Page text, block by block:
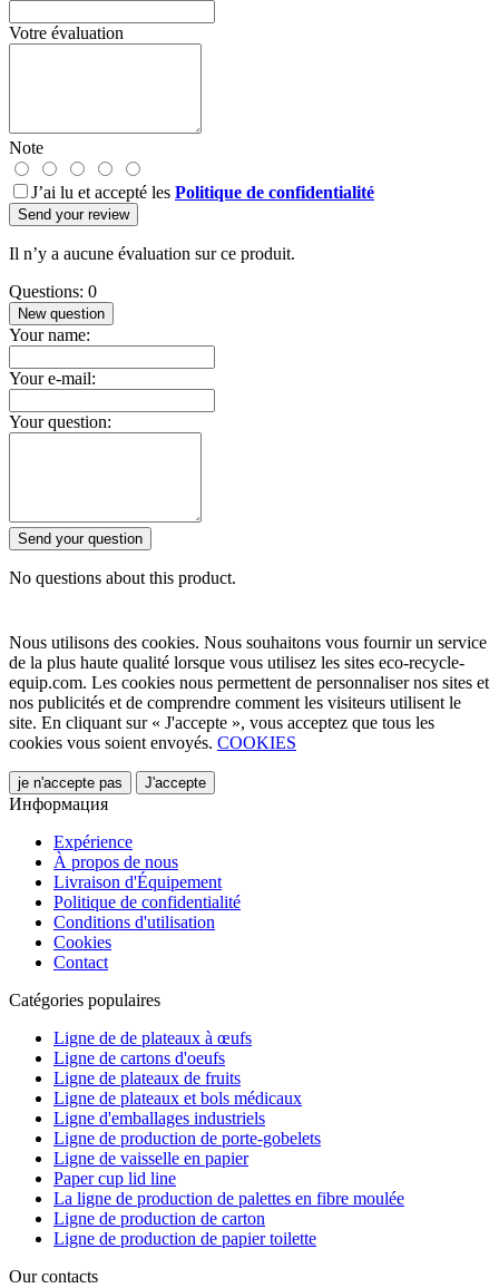
Votre évaluation
Note
J’ai lu et accepté les Politique de confidentialité
Send your review
Il n’y a aucune évaluation sur ce produit.
Questions: 0
New question
Your name:
Your e-mail:
Your question:
Send your question
No questions about this product.
Nous utilisons des cookies. Nous souhaitons vous fournir un service
de la plus haute qualité lorsque vous utilisez les sites eco-recycle-
equip.com. Les cookies nous permettent de personnaliser nos sites et
nos publicités et de comprendre comment les visiteurs utilisent le
site. En cliquant sur « J'accepte », vous acceptez que tous les
cookies vous soient envoyés. COOKIES
je n'accepte pas J'accepte
Информация
Expérience
À propos de nous
Livraison d'Équipement
Politique de confidentialité
Conditions d'utilisation
Cookies
Contact
Catégories populaires
Ligne de de plateaux à œufs
Ligne de cartons d'oeufs
Ligne de plateaux de fruits
Ligne de plateaux et bols médicaux
Ligne d'emballages industriels
Ligne de production de porte-gobelets
Ligne de vaisselle en papier
Paper cup lid line
La ligne de production de palettes en fibre moulée
Ligne de production de carton
Ligne de production de papier toilette
Our contacts